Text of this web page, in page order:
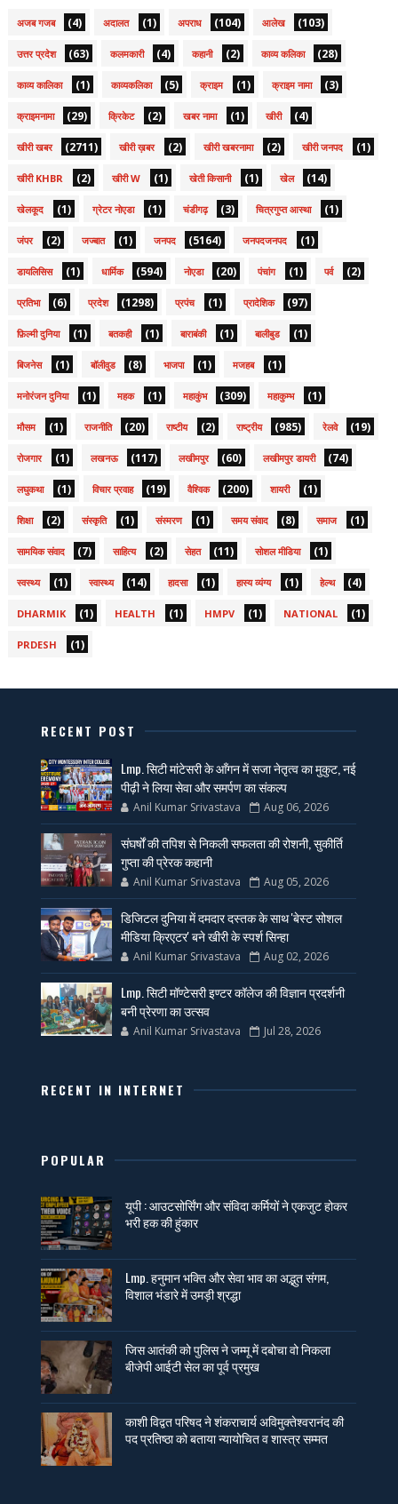
अजब गजब (4) अदालत (1) अपराध (104) आलेख (103)
उत्तर प्रदेश (63) कलमकारी (4) कहानी (2) काव्य कलिका (28)
काव्य कालिका (1) काव्यकलिका (5) क्राइम (1) क्राइम नामा (3)
क्राइमनामा (29) क्रिकेट (2) खबर नामा (1) खीरी (4)
खीरी खबर (2711) खीरी ख़बर (2) खीरी खबरनामा (2) खीरी जनपद (1)
खीरी KHBR (2) खीरी W (1) खेती किसानी (1) खेल (14)
खेलकूद (1) ग्रेटर नोएडा (1) चंडीगढ़ (3) चित्रगुप्त आस्था (1)
जंपर (2) जज्बात (1) जनपद (5164) जनपदजनपद (1)
डायलिसिस (1) धार्मिक (594) नोएडा (20) पंचांग (1) पर्व (2)
प्रतिभा (6) प्रदेश (1298) प्रपंच (1) प्रादेशिक (97)
फ़िल्मी दुनिया (1) बतकही (1) बाराबंकी (1) बालीबुड (1)
बिजनेस (1) बॉलीवुड (8) भाजपा (1) मजहब (1)
मनोरंजन दुनिया (1) महक (1) महाकुंभ (309) महाकुम्भ (1)
मौसम (1) राजनीति (20) राष्टीय (2) राष्ट्रीय (985) रेलवे (19)
रोजगार (1) लखनऊ (117) लखीमपुर (60) लखीमपुर डायरी (74)
लघुकथा (1) विचार प्रवाह (19) वैश्विक (200) शायरी (1)
शिक्षा (2) संस्कृति (1) संस्मरण (1) समय संवाद (8) समाज (1)
सामयिक संवाद (7) साहित्य (2) सेहत (11) सोशल मीडिया (1)
स्वस्थ्य (1) स्वास्थ्य (14) हादसा (1) हास्य व्यंग्य (1) हेल्थ (4)
DHARMIK (1) HEALTH (1) HMPV (1) NATIONAL (1)
PRDESH (1)
RECENT POST
Lmp. सिटी मांटेसरी के आँगन में सजा नेतृत्व का मुकुट, नई
पीढ़ी ने लिया सेवा और समर्पण का संकल्प
Anil Kumar Srivastava Aug 06, 2026
संघर्षों की तपिश से निकली सफलता की रोशनी, सुकीर्ति
गुप्ता की प्रेरक कहानी
Anil Kumar Srivastava Aug 05, 2026
डिजिटल दुनिया में दमदार दस्तक के साथ 'बेस्ट सोशल
मीडिया क्रिएटर' बने खीरी के स्पर्श सिन्हा
Anil Kumar Srivastava Aug 02, 2026
Lmp. सिटी मॉण्टेसरी इण्टर कॉलेज की विज्ञान प्रदर्शनी
बनी प्रेरणा का उत्सव
Anil Kumar Srivastava Jul 28, 2026
RECENT IN INTERNET
POPULAR
यूपी : आउटसोर्सिंग और संविदा कर्मियों ने एकजुट होकर
भरी हक की हुंकार
Lmp. हनुमान भक्ति और सेवा भाव का अद्भुत संगम,
विशाल भंडारे में उमड़ी श्रद्धा
जिस आतंकी को पुलिस ने जम्मू में दबोचा वो निकला
बीजेपी आईटी सेल का पूर्व प्रमुख
काशी विद्वत परिषद ने शंकराचार्य अविमुक्तेश्वरानंद की
पद प्रतिष्ठा को बताया न्यायोचित व शास्त्र सम्मत